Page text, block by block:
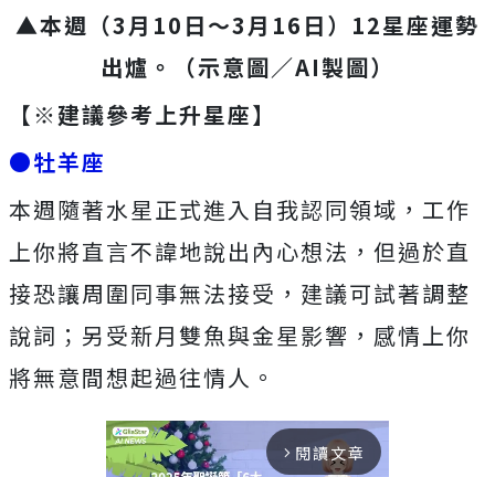
▲本週（3月10日～3月16日）12星座運勢
出爐。（示意圖／AI製圖）
【※建議參考上升星座】
●牡羊座
本週隨著水星正式進入自我認同領域，工作
上你將直言不諱地說出內心想法，但過於直
接恐讓周圍同事無法接受，建議可試著調整
說詞；另受新月雙魚與金星影響，感情上你
將無意間想起過往情人。
arrow_forward_ios 閱讀文章